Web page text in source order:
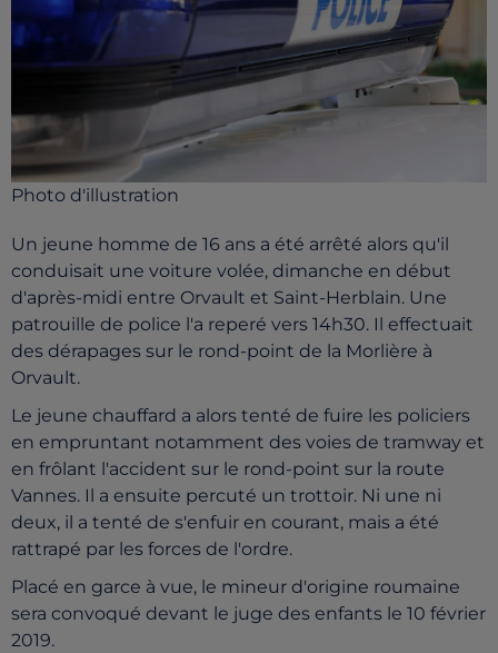
Photo d'illustration
Un jeune homme de 16 ans a été arrêté alors qu'il
conduisait une voiture volée, dimanche en début
d'après-midi entre Orvault et Saint-Herblain. Une
patrouille de police l'a reperé vers 14h30. Il effectuait
des dérapages sur le rond-point de la Morlière à
Orvault.
Le jeune chauffard a alors tenté de fuire les policiers
en empruntant notamment des voies de tramway et
en frôlant l'accident sur le rond-point sur la route
Vannes. Il a ensuite percuté un trottoir. Ni une ni
deux, il a tenté de s'enfuir en courant, mais a été
rattrapé par les forces de l'ordre.
Placé en garce à vue, le mineur d'origine roumaine
sera convoqué devant le juge des enfants le 10 février
2019.